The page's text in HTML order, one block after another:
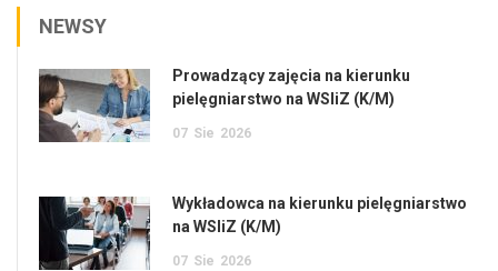
NEWSY
Prowadzący zajęcia na kierunku
pielęgniarstwo na WSIiZ (K/M)
07 Sie 2026
Wykładowca na kierunku pielęgniarstwo
na WSIiZ (K/M)
07 Sie 2026